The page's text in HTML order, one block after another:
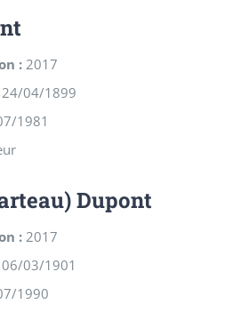
: 2017
24/04/1899
1981
Dupont
: 2017
06/03/1901
1990